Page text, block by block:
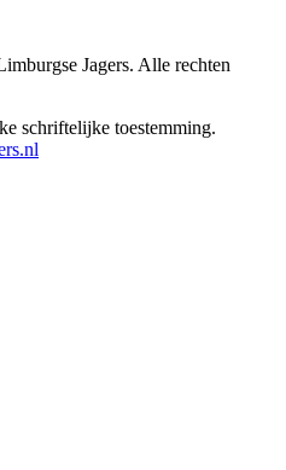
Jagers. Alle rechten
schriftelijke toestemming.